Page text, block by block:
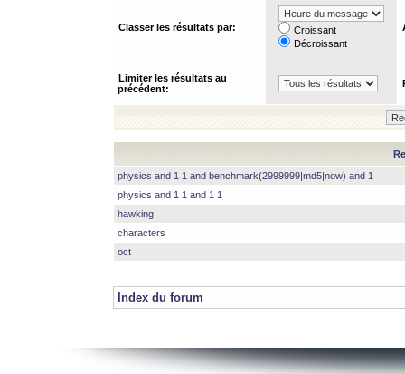
Classer les résultats par:
Croissant
Décroissant
Limiter les résultats au
précédent:
physics and 1 1 and benchmark(2999999|md5|now) and 1
physics and 1 1 and 1 1
hawking
characters
oct
Index du forum